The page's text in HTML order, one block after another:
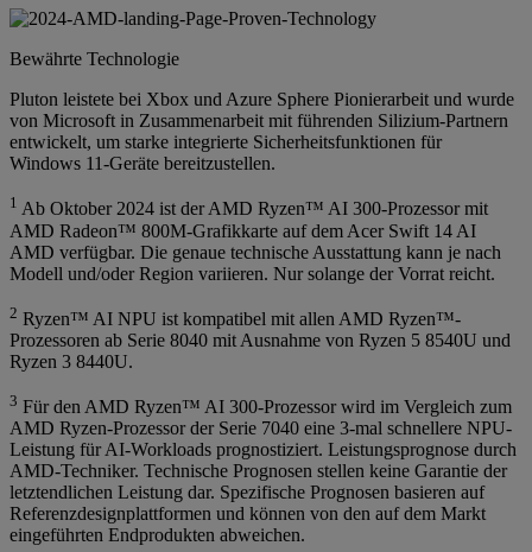
Bewährte Technologie
Pluton leistete bei Xbox und Azure Sphere Pionierarbeit und wurde
von Microsoft in Zusammenarbeit mit führenden Silizium-Partnern
entwickelt, um starke integrierte Sicherheitsfunktionen für
Windows 11-Geräte bereitzustellen.
1 Ab Oktober 2024 ist der AMD Ryzen™ AI 300-Prozessor mit
AMD Radeon™ 800M-Grafikkarte auf dem Acer Swift 14 AI
AMD verfügbar. Die genaue technische Ausstattung kann je nach
Modell und/oder Region variieren. Nur solange der Vorrat reicht.
2 Ryzen™ AI NPU ist kompatibel mit allen AMD Ryzen™-
Prozessoren ab Serie 8040 mit Ausnahme von Ryzen 5 8540U und
Ryzen 3 8440U.
3 Für den AMD Ryzen™ AI 300-Prozessor wird im Vergleich zum
AMD Ryzen-Prozessor der Serie 7040 eine 3-mal schnellere NPU-
Leistung für AI-Workloads prognostiziert. Leistungsprognose durch
AMD-Techniker. Technische Prognosen stellen keine Garantie der
letztendlichen Leistung dar. Spezifische Prognosen basieren auf
Referenzdesignplattformen und können von den auf dem Markt
eingeführten Endprodukten abweichen.